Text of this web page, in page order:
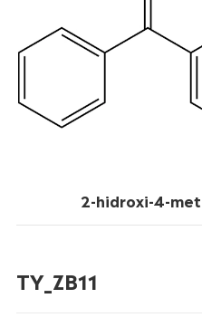
2-hidroxi-4-
TY_ZB11